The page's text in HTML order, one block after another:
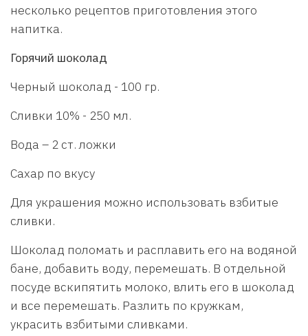
несколько рецептов приготовления этого
напитка.
Горячий шоколад
Черный шоколад - 100 гр.
Сливки 10% - 250 мл.
Вода – 2 ст. ложки
Сахар по вкусу
Для украшения можно использовать взбитые
сливки.
Шоколад поломать и расплавить его на водяной
бане, добавить воду, перемешать. В отдельной
посуде вскипятить молоко, влить его в шоколад
и все перемешать. Разлить по кружкам,
украсить взбитыми сливками.